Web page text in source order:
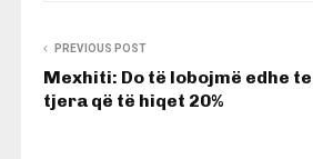
PREVIOUS POST
Mexhiti: Do të lobojmë edhe
tjera që të hiqet 20%